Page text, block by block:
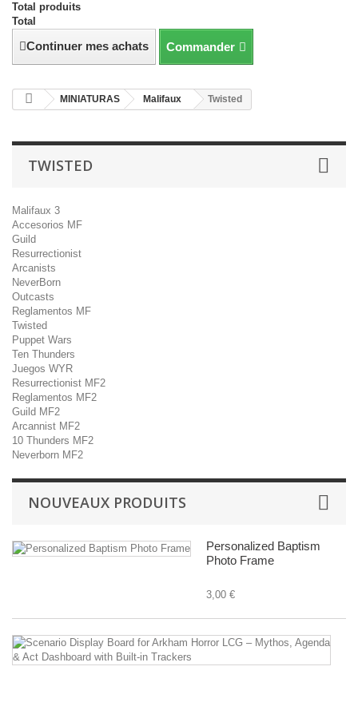
Total produits
Total
Continuer mes achats Commander
MINIATURAS Malifaux Twisted
TWISTED
Malifaux 3
Accesorios MF
Guild
Resurrectionist
Arcanists
NeverBorn
Outcasts
Reglamentos MF
Twisted
Puppet Wars
Ten Thunders
Juegos WYR
Resurrectionist MF2
Reglamentos MF2
Guild MF2
Arcannist MF2
10 Thunders MF2
Neverborn MF2
NOUVEAUX PRODUITS
Personalized Baptism
Photo Frame
3,00 €